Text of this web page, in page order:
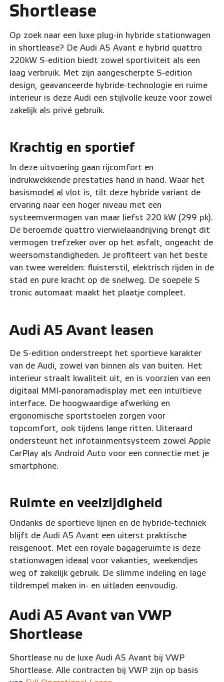
Shortlease
Op zoek naar een luxe plug-in hybride stationwagen
in shortlease? De Audi A5 Avant e hybrid quattro
220kW S-edition biedt zowel sportiviteit als een
laag verbruik. Met zijn aangescherpte S-edition
design, geavanceerde hybride-technologie en ruime
interieur is deze Audi een stijlvolle keuze voor zowel
zakelijk als privé gebruik.
Krachtig en sportief
In deze uitvoering gaan rijcomfort en
indrukwekkende prestaties hand in hand. Waar het
basismodel al vlot is, tilt deze hybride variant de
ervaring naar een hoger niveau met een
systeemvermogen van maar liefst 220 kW (299 pk).
De beroemde quattro vierwielaandrijving brengt dit
vermogen trefzeker over op het asfalt, ongeacht de
weersomstandigheden. Je profiteert van het beste
van twee werelden: fluisterstil, elektrisch rijden in de
stad en pure kracht op de snelweg. De soepele S
tronic automaat maakt het plaatje compleet.
Audi A5 Avant leasen
De S-edition onderstreept het sportieve karakter
van de Audi, zowel van binnen als van buiten. Het
interieur straalt kwaliteit uit, en is voorzien van een
digitaal MMI-panoramadisplay met een intuïtieve
interface. De hoogwaardige afwerking en
ergonomische sportstoelen zorgen voor
topcomfort, ook tijdens lange ritten. Uiteraard
ondersteunt het infotainmentsysteem zowel Apple
CarPlay als Android Auto voor een connectie met je
smartphone.
Ruimte en veelzijdigheid
Ondanks de sportieve lijnen en de hybride-techniek
blijft de Audi A5 Avant een uiterst praktische
reisgenoot. Met een royale bagageruimte is deze
stationwagen ideaal voor vakanties, weekendjes
weg of zakelijk gebruik. De slimme indeling en lage
tildrempel maken in- en uitladen eenvoudig.
Audi A5 Avant van VWP
Shortlease
Shortlease nu de luxe Audi A5 Avant bij VWP
Shortlease. Alle contracten bij VWP zijn op basis